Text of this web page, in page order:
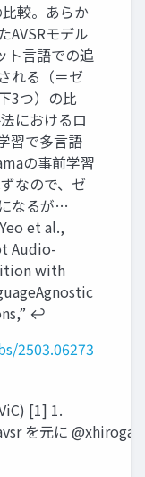
較。あらか
AVSRモデル
ト言語での追
れる（＝ゼ
3つ）の比
におけるロ
習で多言語
の事前学習
なので、ゼ
なるが…
et al.,
Audio-
with
↩︎
2503.06273
[1] 1.
を元に @xhiroga